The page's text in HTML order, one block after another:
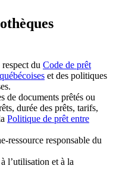
du Code de prêt
et des politiques
de documents prêtés ou
durée des prêts, tarifs,
Politique de prêt entre
ressource responsable du
l’utilisation et à la